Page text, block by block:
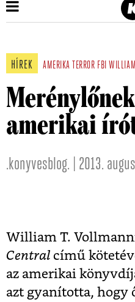
HÍREK AMERIKA TERROR FBI
amerikai
.konyvesblog. | 2013.
William T.
Central című
az amerikai
azt gyanította, hogy